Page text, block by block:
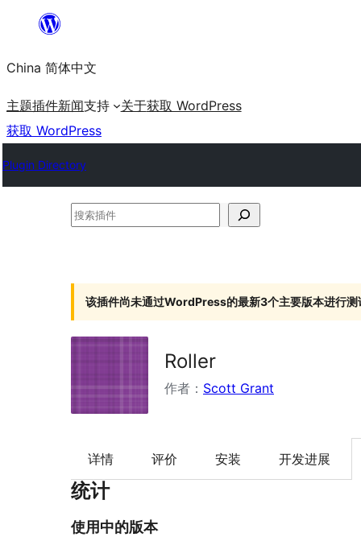
内
容
China 简体中文
主题插件新闻支持 关于获取 WordPress
获取 WordPress
Plugin Directory
搜
件
该插件尚未通过WordPress的最新3个主要版本进行测
Roller
作者： Scott Grant
详情 评价 安装 开发进展
统计
使用中的版本